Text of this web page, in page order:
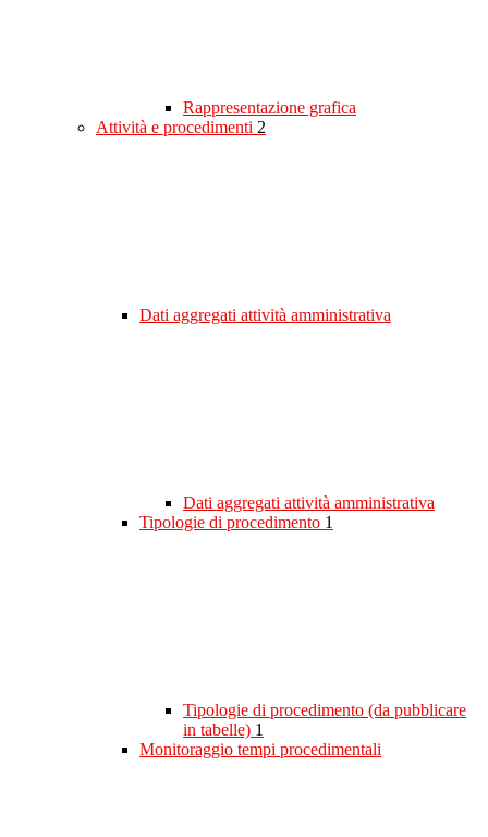
Rappresentazione grafica
Attività e procedimenti 2
Dati aggregati attività amministrativa
Dati aggregati attività amministrativa
Tipologie di procedimento 1
Tipologie di procedimento (da pubblicare
in tabelle) 1
Monitoraggio tempi procedimentali